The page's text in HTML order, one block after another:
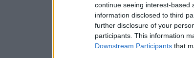
continue seeing interest-based
information disclosed to third
further disclosure of your
participants. This information
Downstream Participants that